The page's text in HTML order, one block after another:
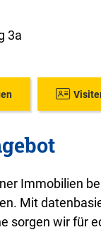
3a
Immobilien
Mit
sorgen wir für